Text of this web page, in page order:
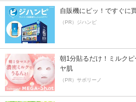
自販機にピッ！ですぐに
（PR）ジハンピ
朝1分貼るだけ！ミルク
ヤ肌
（PR）サボリーノ